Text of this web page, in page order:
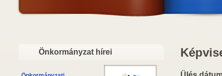
Önkormányzat hírei